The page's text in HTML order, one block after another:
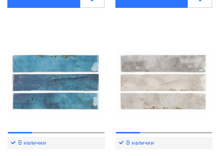
В наличии В наличии